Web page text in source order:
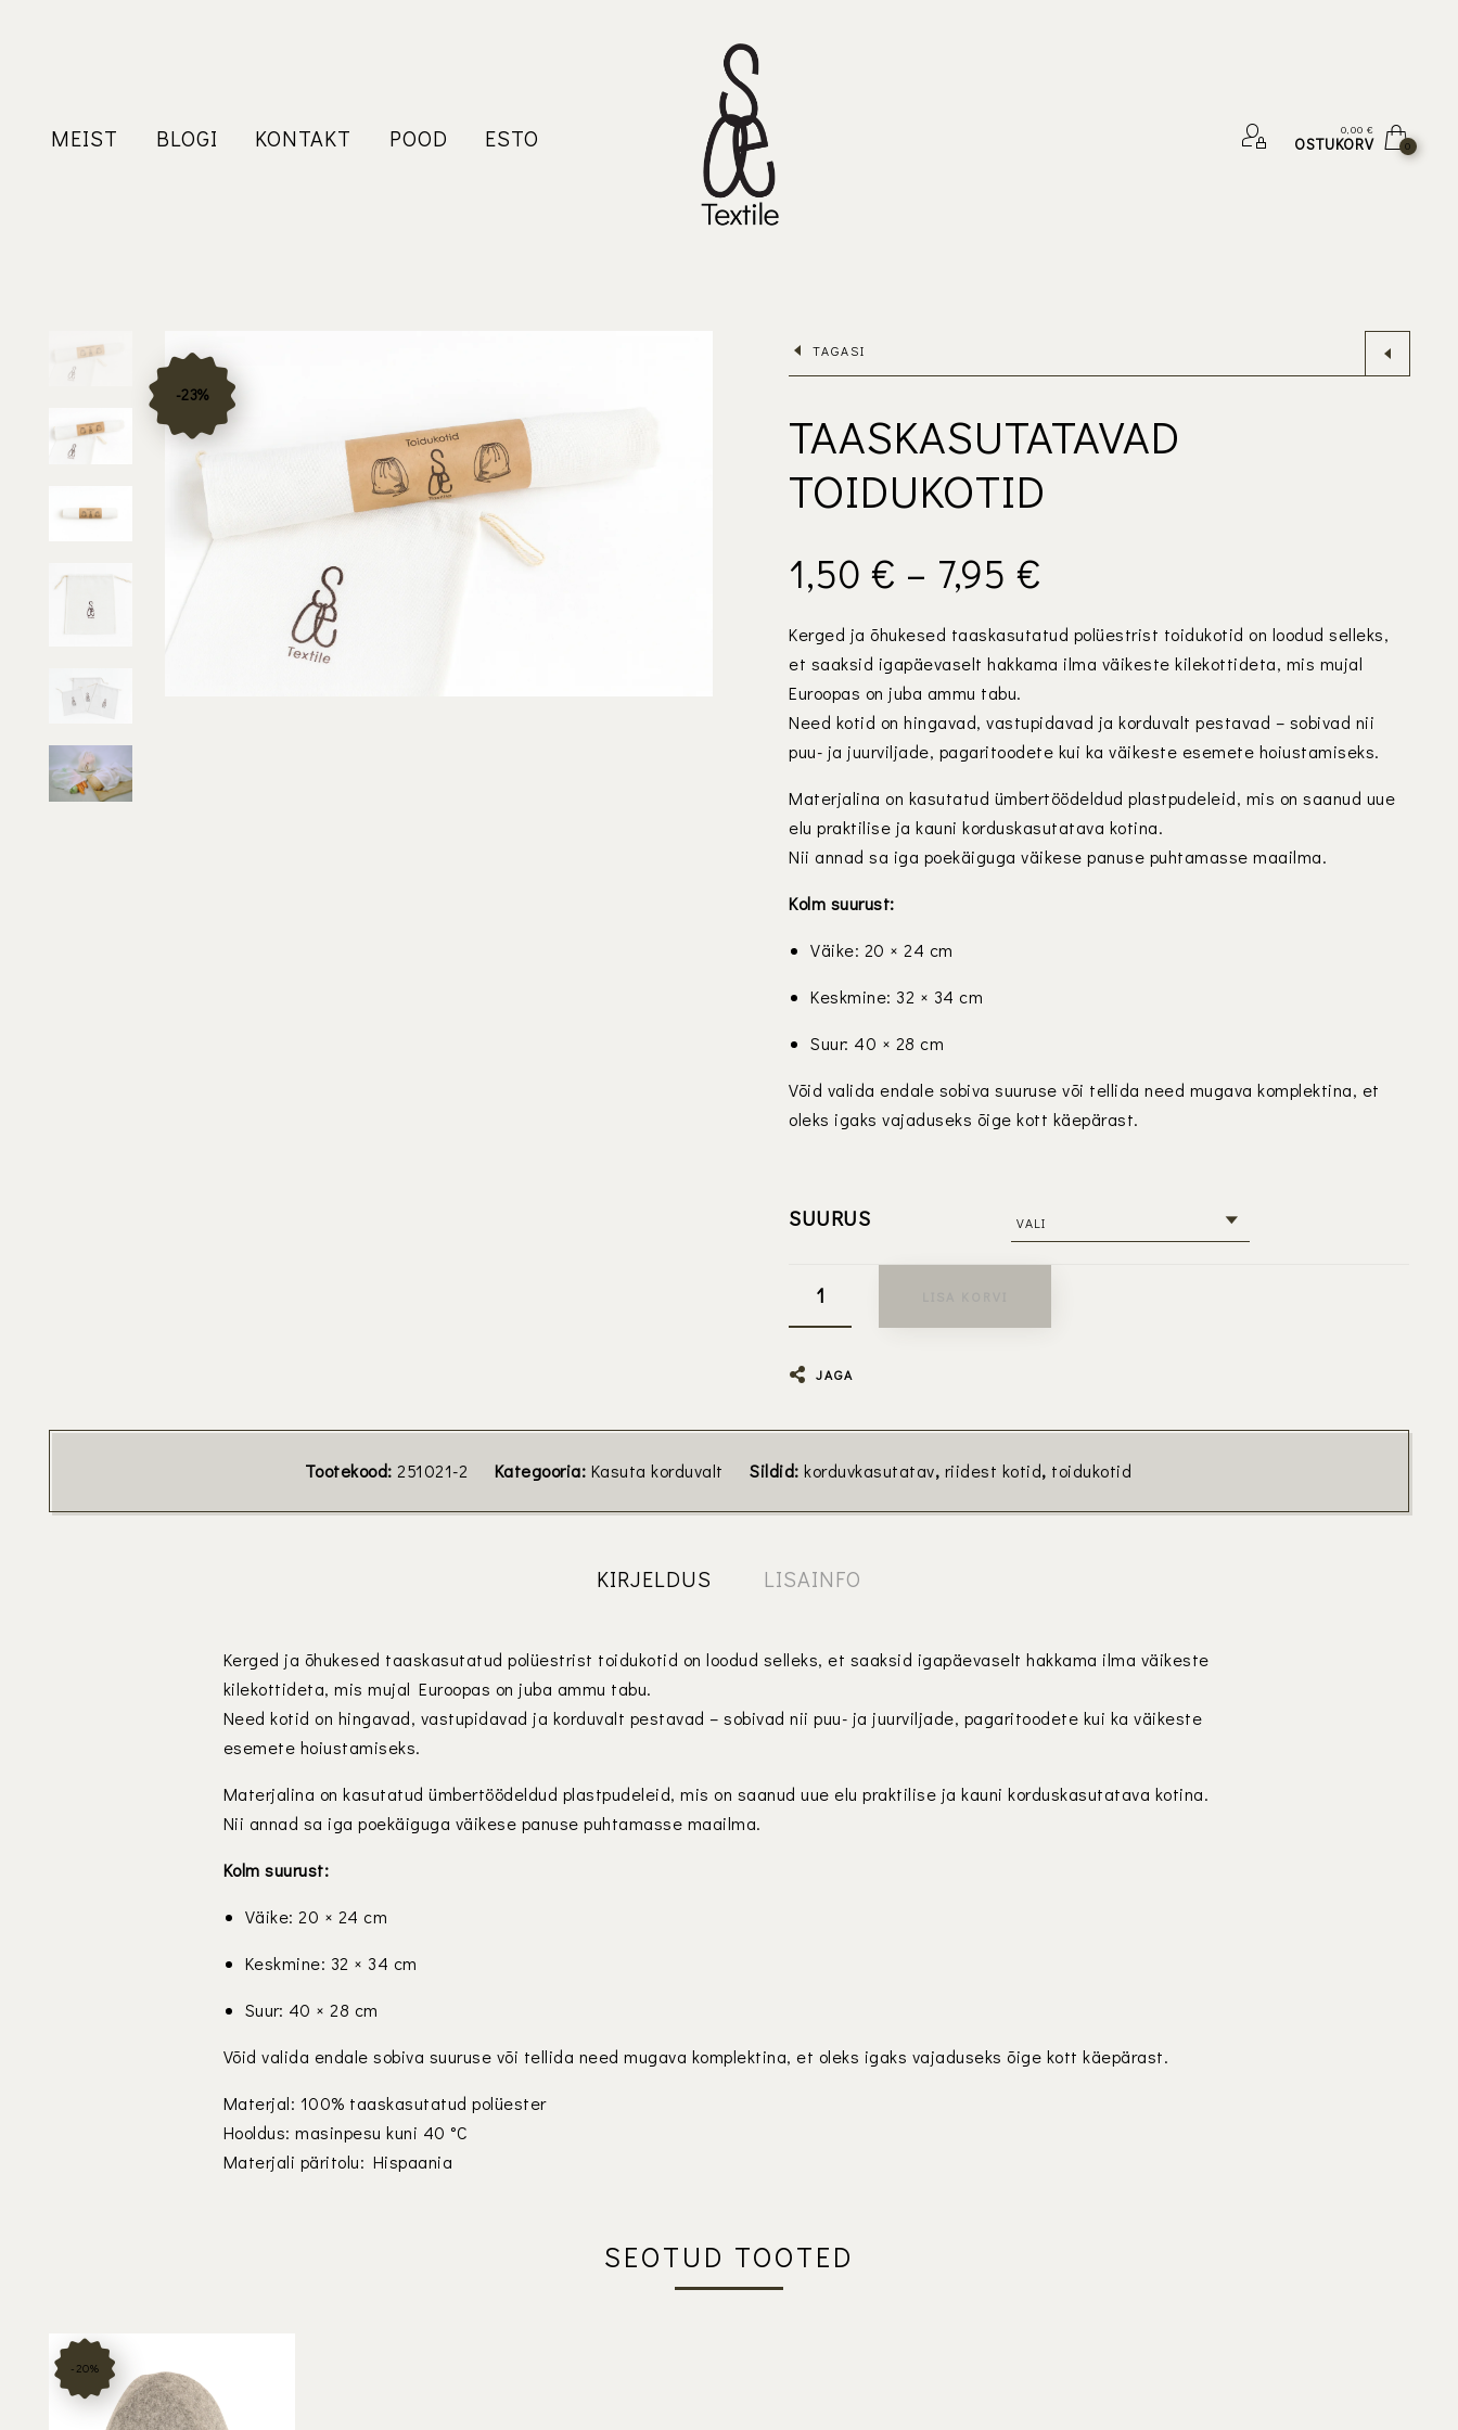
MEIST BLOGI KONTAKT POOD ESTO 0,00 €
OSTUKORV 0
-23%
TAGASI
TAASKASUTATAVAD
TOIDUKOTID
1,50 € – 7,95 €
Kerged ja õhukesed taaskasutatud polüestrist toidukotid on loodud selleks,
et saaksid igapäevaselt hakkama ilma väikeste kilekottideta, mis mujal
Euroopas on juba ammu tabu.
Need kotid on hingavad, vastupidavad ja korduvalt pestavad – sobivad nii
puu- ja juurviljade, pagaritoodete kui ka väikeste esemete hoiustamiseks.
Materjalina on kasutatud ümbertöödeldud plastpudeleid, mis on saanud uue
elu praktilise ja kauni korduskasutatava kotina.
Nii annad sa iga poekäiguga väikese panuse puhtamasse maailma.
Kolm suurust:
Väike: 20 × 24 cm
Keskmine: 32 × 34 cm
Suur: 40 × 28 cm
Võid valida endale sobiva suuruse või tellida need mugava komplektina, et
oleks igaks vajaduseks õige kott käepärast.
SUURUS
JAGA
Tootekood:251021-2 Kategooria: Kasuta korduvalt Sildid:korduvkasutatav, riidest kotid, toidukotid
KIRJELDUS LISAINFO
Kerged ja õhukesed taaskasutatud polüestrist toidukotid on loodud selleks, et saaksid igapäevaselt hakkama ilma väikeste
kilekottideta, mis mujal Euroopas on juba ammu tabu.
Need kotid on hingavad, vastupidavad ja korduvalt pestavad – sobivad nii puu- ja juurviljade, pagaritoodete kui ka väikeste
esemete hoiustamiseks.
Materjalina on kasutatud ümbertöödeldud plastpudeleid, mis on saanud uue elu praktilise ja kauni korduskasutatava kotina.
Nii annad sa iga poekäiguga väikese panuse puhtamasse maailma.
Kolm suurust:
Väike: 20 × 24 cm
Keskmine: 32 × 34 cm
Suur: 40 × 28 cm
Võid valida endale sobiva suuruse või tellida need mugava komplektina, et oleks igaks vajaduseks õige kott käepärast.
Materjal: 100% taaskasutatud polüester
Hooldus: masinpesu kuni 40 °C
Materjali päritolu: Hispaania
SEOTUD TOOTED
-20%